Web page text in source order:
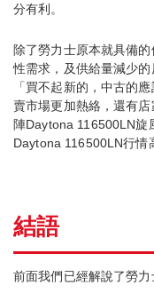
分有利。
除了勞力士原本就具備
性需求，及供給量減少
「買不起新的，中古的
賣市場更加熱絡，還有
陣Daytona 116500LN旋
Daytona 116500LN行情
結語
前面我們已經解說了勞